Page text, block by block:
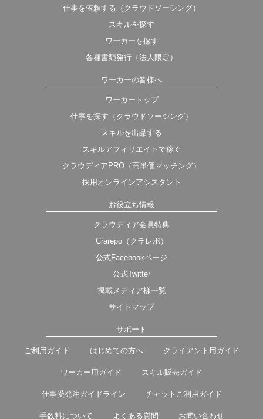
仕事を依頼する（クラウドソーシング）
スキルを探す
ワーカーを探す
各種書類発行（法人限定）
ワーカーの皆様へ
ワーカートップ
仕事を探す（クラウドソーシング）
スキルを出品する
スキルアフィリエイトで稼ぐ
クラウディアPRO（高単価マッチング）
採用オンラインアシスタント
お役立ち情報
クラウディア会員特典
Crarepo（クラレポ）
公式Facebookページ
公式Twitter
掲載メディア様一覧
サイトマップ
サポート
ご利用ガイド はじめての方へ クライアント用ガイド
ワーカー用ガイド スキル販売ガイド
仕事受発注ガイドライン チャットご利用ガイド
手数料について よくある質問 お問い合わせ